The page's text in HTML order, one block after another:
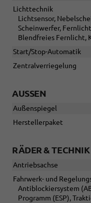
Lichttechnik
Lichtsensor,
Scheinwerfer,
Blendfreies Fernlicht,
Start/Stop-Automatik
Zentralverriegelung
AUSSEN
Außenspiegel
Herstellerpaket
RÄDER & TECHNIK
Antriebsachse
Fahrwerk- und
Antiblockiersystem
Programm (ESP),